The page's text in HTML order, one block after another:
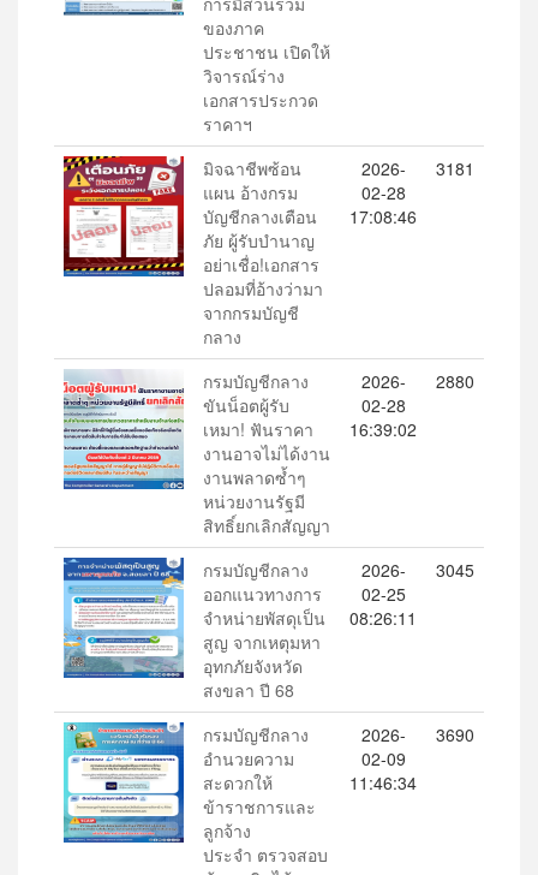
ของภาค
ประชาชน เปิดให้
วิจารณ์ร่าง
เอกสารประกวด
ราคาฯ
มิจฉาชีพซ้อน
แผน อ้างกรม
บัญชีกลางเตือน
ภัย ผู้รับบำนาญ
อย่าเชื่อ!เอกสาร
ปลอมที่อ้างว่ามา
จากกรมบัญชี
กลาง
2026-
02-28
17:08:46
3181
กรมบัญชีกลาง
ขันน็อตผู้รับ
เหมา! ฟันราคา
งานอาจไม่ได้งาน
งานพลาดซ้ำๆ
หน่วยงานรัฐมี
สิทธิ์ยกเลิกสัญญา
2026-
02-28
16:39:02
2880
กรมบัญชีกลาง
ออกแนวทางการ
จำหน่ายพัสดุเป็น
สูญ จากเหตุมหา
อุทกภัยจังหวัด
สงขลา ปี 68
2026-
02-25
08:26:11
3045
กรมบัญชีกลาง
อำนวยความ
สะดวกให้
ข้าราชการและ
ลูกจ้าง
ประจำ ตรวจสอบ
2026-
02-09
11:46:34
3690